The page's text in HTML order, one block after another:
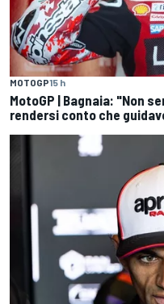
MOTOGP15 h
MotoGP | Bagnaia: "Non
rendersi conto che